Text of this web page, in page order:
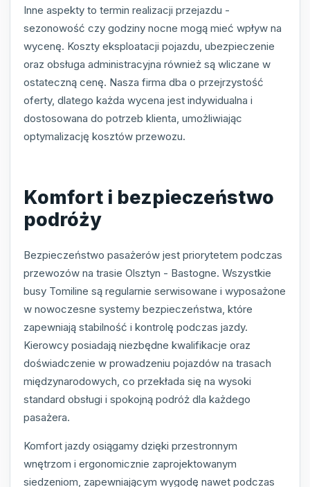
Inne aspekty to termin realizacji przejazdu -
sezonowość czy godziny nocne mogą mieć wpływ na
wycenę. Koszty eksploatacji pojazdu, ubezpieczenie
oraz obsługa administracyjna również są wliczane w
ostateczną cenę. Nasza firma dba o przejrzystość
oferty, dlatego każda wycena jest indywidualna i
dostosowana do potrzeb klienta, umożliwiając
optymalizację kosztów przewozu.
Komfort i bezpieczeństwo
podróży
Bezpieczeństwo pasażerów jest priorytetem podczas
przewozów na trasie Olsztyn - Bastogne. Wszystkie
busy Tomiline są regularnie serwisowane i wyposażone
w nowoczesne systemy bezpieczeństwa, które
zapewniają stabilność i kontrolę podczas jazdy.
Kierowcy posiadają niezbędne kwalifikacje oraz
doświadczenie w prowadzeniu pojazdów na trasach
międzynarodowych, co przekłada się na wysoki
standard obsługi i spokojną podróż dla każdego
pasażera.
Komfort jazdy osiągamy dzięki przestronnym
wnętrzom i ergonomicznie zaprojektowanym
siedzeniom, zapewniającym wygodę nawet podczas